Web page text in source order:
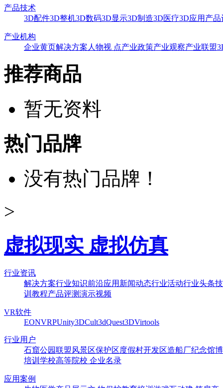
产品技术
3D配件3D整机3D数码3D显示3D制造3D医疗3D应用 产品
产业机构
企业黄页解决方案 人物视 点产业政策产业观察产业联盟
推荐商品
暂无资料
热门品牌
没有热门品牌！
>
虚拟现实 虚拟仿真
行业资讯
解决方案行业知识前沿应用 新闻动态行业活动行业头条
训教程产品评测演示视频
VR软件
EONVRPUnity3DCult3dQuest3DVirtools
行业用户
石窟公园联盟风景区保护区度假村开发区造船厂纪念馆
培训学校高等院校 企业名录
应用案例